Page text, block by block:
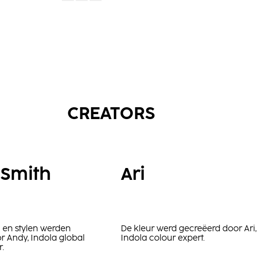
CREATORS
stylen werden
Andy, Indola global
Ari
De kleur werd gecreëerd door Ari,
Indola colour expert.​